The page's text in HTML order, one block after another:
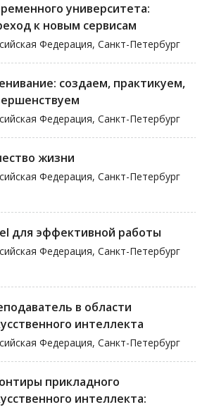
университета:
к новым сервисам
Федерация, Санкт-Петербург
создаем, практикуем,
Федерация, Санкт-Петербург
жизни
Федерация, Санкт-Петербург
для эффективной работы
Федерация, Санкт-Петербург
в области
интеллекта
Федерация, Санкт-Петербург
прикладного
интеллекта: